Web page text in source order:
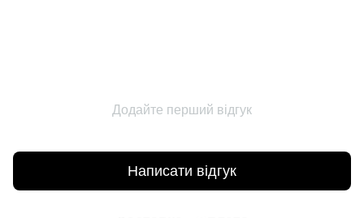
Додайте перший відгук
Написати відгук